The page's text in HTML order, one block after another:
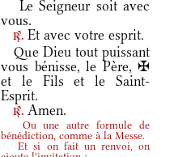
Le Seigneur soit avec
vous.
r. Et avec votre esprit.
Que Dieu tout puissant
vous bénisse, le Père, ✠
et le Fils et le Saint-
Esprit.
r. Amen.
Ou une autre formule de
bénédiction, comme à la Messe.
Et si on fait un renvoi, on